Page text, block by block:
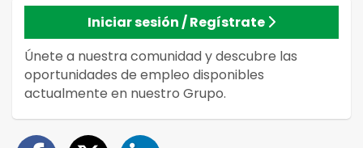
Iniciar sesión / Regístrate
Únete a nuestra comunidad y descubre las
oportunidades de empleo disponibles
actualmente en nuestro Grupo.